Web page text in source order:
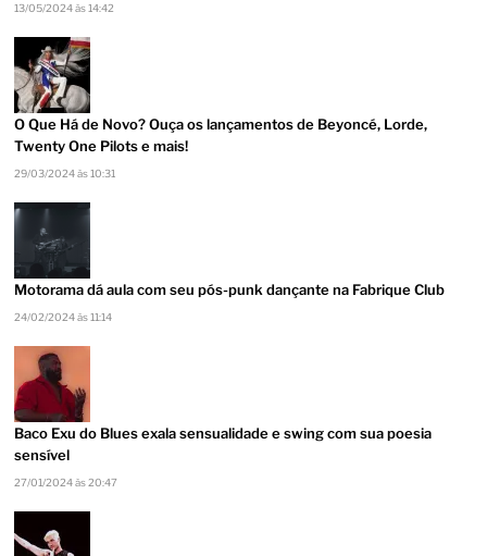
13/05/2024 às 14:42
O Que Há de Novo? Ouça os lançamentos de Beyoncé, Lorde,
Twenty One Pilots e mais!
29/03/2024 às 10:31
Motorama dá aula com seu pós-punk dançante na Fabrique Club
24/02/2024 às 11:14
Baco Exu do Blues exala sensualidade e swing com sua poesia
sensível
27/01/2024 às 20:47